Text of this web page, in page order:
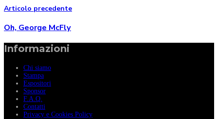
Articolo precedente
Oh, George McFly
Informazioni
Chi siamo
Stampa
Espositori
Sponsor
F.A.Q.
Contatti
Privacy e Cookies Policy